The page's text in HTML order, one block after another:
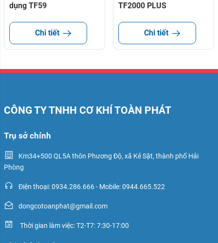
dụng TF59
Chi tiết
TF2000 PLUS
Chi tiết
CÔNG TY TNHH CƠ KHÍ TOÀN PHÁT
Trụ sở chính
Km34+500 QL5A thôn Phương Độ, xã Kẻ Sặt, thành phố Hải
Phòng
Điện thoại: 0934.286.666 - Mobile: 0944.665.522
dongcotoanphat@gmail.com
Thời gian làm việc: T2-T7: 7:30-17:00